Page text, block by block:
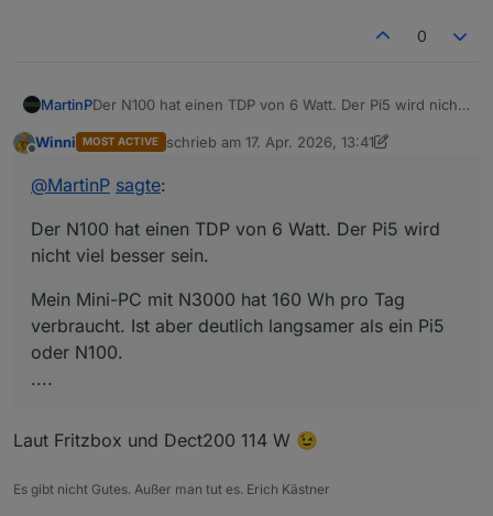
0
MartinPDer N100 hat einen TDP von 6 Watt. Der Pi5 wird nicht
Mein Mini-PC mit N3000 hat 160 Wh pro Tag
N100.
Incl. Peripherie ist es inzwischen aber mehr.
Zigbee Stick
Google Coral USB KI Modul
USB Hdd
Offline
Winni MOST ACTIVE schrieb am 17. Apr. 2026, 13:41
zuletzt editiert von Winni
@MartinP sagte:
Der N100 hat einen TDP von 6 Watt. Der Pi5 wird
nicht viel besser sein.
Mein Mini-PC mit N3000 hat 160 Wh pro Tag
verbraucht. Ist aber deutlich langsamer als ein Pi5
oder N100.
....
Laut Fritzbox und Dect200 114 W 😉
Es gibt nicht Gutes. Außer man tut es. Erich Kästner